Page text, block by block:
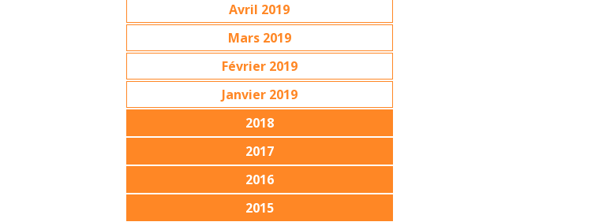
Avril 2019
Mars 2019
Février 2019
Janvier 2019
2018
2017
2016
2015